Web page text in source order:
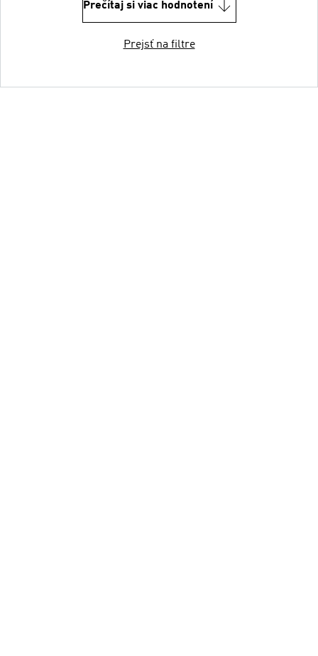
Prečítaj si viac hodnotení
Prejsť na filtre